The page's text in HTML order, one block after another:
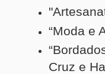
“Moda e
Cruz e